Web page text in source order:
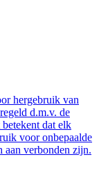
hergebruik van
d.m.v. de
dat elk
voor onbepaalde
aan verbonden zijn.